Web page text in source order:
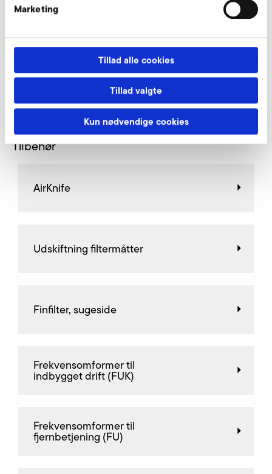
Marketing
Tillad alle cookies
Tillad valgte
Kun nødvendige cookies
HANDLEIDING PDF 5 MB
DOWNLOAD
Tilbehør
AirKnife
Udskiftning filtermåtter
Finfilter, sugeside
Frekvensomformer til
indbygget drift (FUK)
Frekvensomformer til
fjernbetjening (FU)